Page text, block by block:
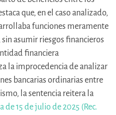
que, en el caso analizado,
funciones meramente
asumir riesgos financieros
financiera
la improcedencia de analizar
bancarias ordinarias entre
la sentencia reitera la
de 15 de julio de 2025 (Rec.